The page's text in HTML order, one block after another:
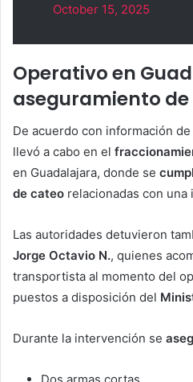
October 15, 2025
Operativo en
aseguramiento
De acuerdo con información
llevó a cabo en el
en Guadalajara, donde se
de cateo relacionadas con
Las autoridades detuvieron
Jorge Octavio N., quienes
transportista al momento del
puestos a disposición del
Durante la intervención se